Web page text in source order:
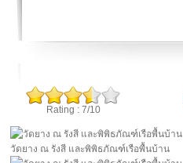
Rating : 7/10
วัดยาง ณ รังสี และพิพิธภัณฑ์เรือพื้นบ้าน